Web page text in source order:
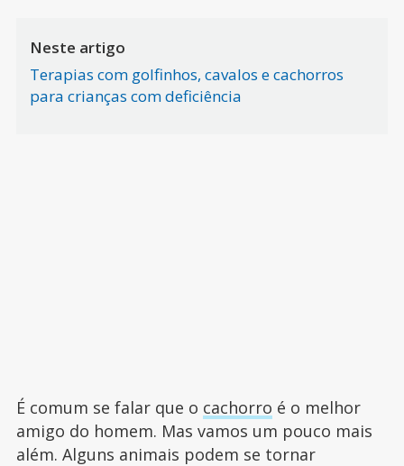
Neste artigo
Terapias com golfinhos, cavalos e cachorros
para crianças com deficiência
É comum se falar que o cachorro é o melhor
amigo do homem. Mas vamos um pouco mais
além. Alguns animais podem se tornar